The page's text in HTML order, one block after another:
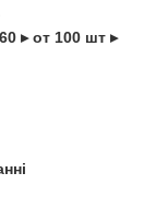
▸ от 100 шт ▸